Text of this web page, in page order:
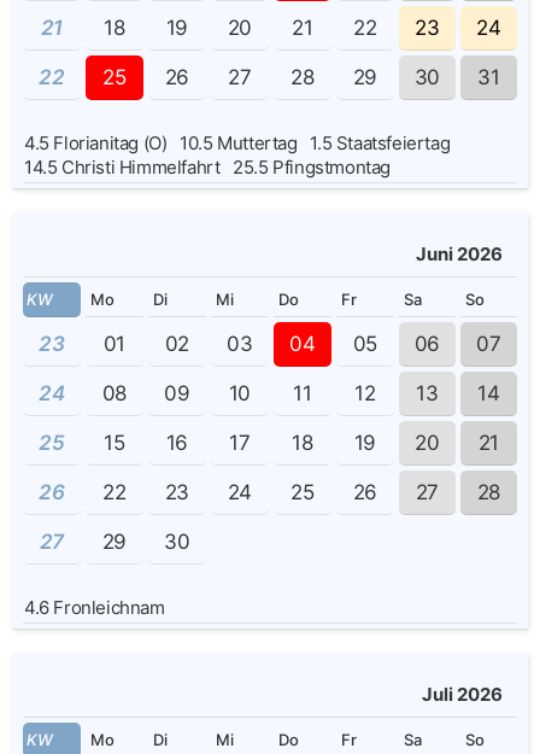
21 18 19 20 21 22 23 24
22 25 26 27 28 29 30 31
4.5 Florianitag (O) 10.5 Muttertag 1.5 Staatsfeiertag
14.5 Christi Himmelfahrt 25.5 Pfingstmontag
Juni 2026
KW Mo Di Mi Do Fr Sa So
23 01 02 03 04 05 06 07
24 08 09 10 11 12 13 14
25 15 16 17 18 19 20 21
26 22 23 24 25 26 27 28
27 29 30
4.6Fronleichnam
Juli 2026
KW Mo Di Mi Do Fr Sa So